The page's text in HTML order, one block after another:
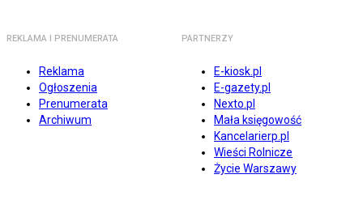
REKLAMA I PRENUMERATA
Reklama
Ogłoszenia
Prenumerata
Archiwum
PARTNERZY
E-kiosk.pl
E-gazety.pl
Nexto.pl
Mała księgowość
Kancelarierp.pl
Wieści Rolnicze
Życie Warszawy